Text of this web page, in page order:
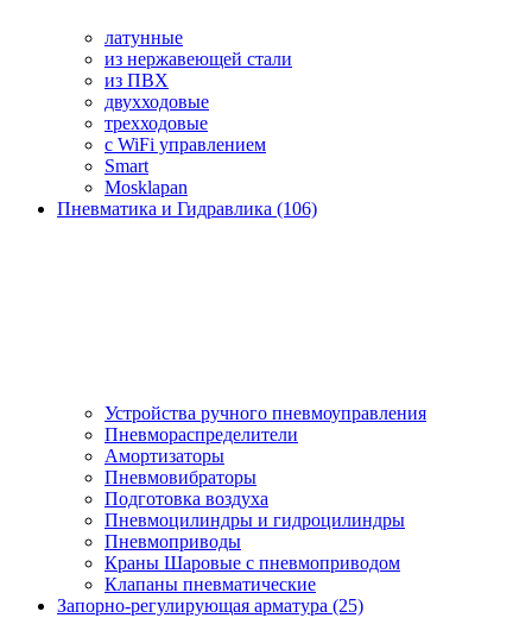
латунные
из нержавеющей стали
из ПВХ
двухходовые
трехходовые
с WiFi управлением
Smart
Mosklapan
Пневматика и Гидравлика (106)
Устройства ручного пневмоуправления
Пневмораспределители
Амортизаторы
Пневмовибраторы
Подготовка воздуха
Пневмоцилиндры и гидроцилиндры
Пневмоприводы
Краны Шаровые с пневмоприводом
Клапаны пневматические
Запорно-регулирующая арматура (25)